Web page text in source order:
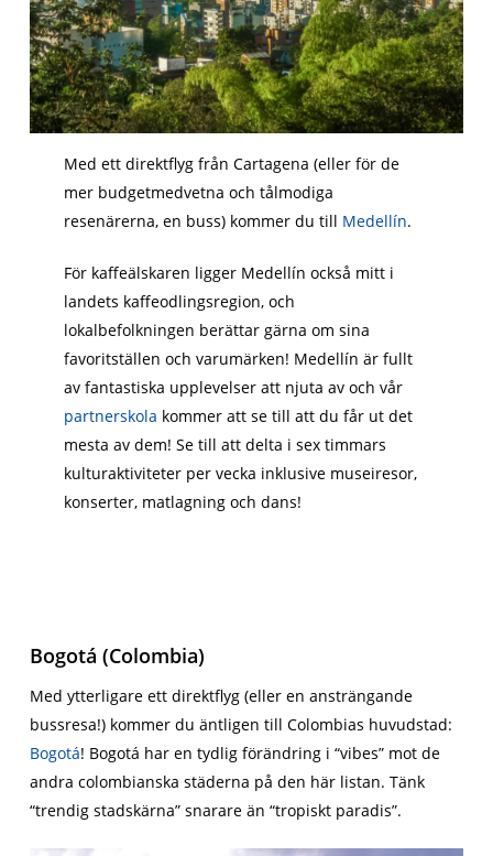
Med ett direktflyg från Cartagena (eller för de
mer budgetmedvetna och tålmodiga
resenärerna, en buss) kommer du till Medellín.
För kaffeälskaren ligger Medellín också mitt i
landets kaffeodlingsregion, och
lokalbefolkningen berättar gärna om sina
favoritställen och varumärken! Medellín är fullt
av fantastiska upplevelser att njuta av och vår
partnerskola kommer att se till att du får ut det
mesta av dem! Se till att delta i sex timmars
kulturaktiviteter per vecka inklusive museiresor,
konserter, matlagning och dans!
Bogotá (Colombia)
Med ytterligare ett direktflyg (eller en ansträngande
bussresa!) kommer du äntligen till Colombias huvudstad:
Bogotá! Bogotá har en tydlig förändring i “vibes” mot de
andra colombianska städerna på den här listan. Tänk
“trendig stadskärna” snarare än “tropiskt paradis”.